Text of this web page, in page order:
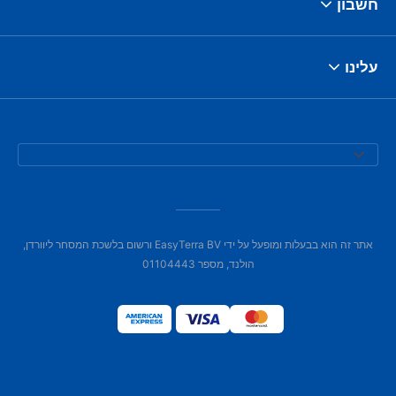
חשבון
עלינו
אתר זה הוא בבעלות ומופעל על ידי EasyTerra BV ורשום בלשכת המסחר ליוורדן,
הולנד, מספר 01104443